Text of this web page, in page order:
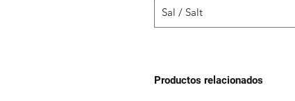
Sal / Salt
Productos relacionados